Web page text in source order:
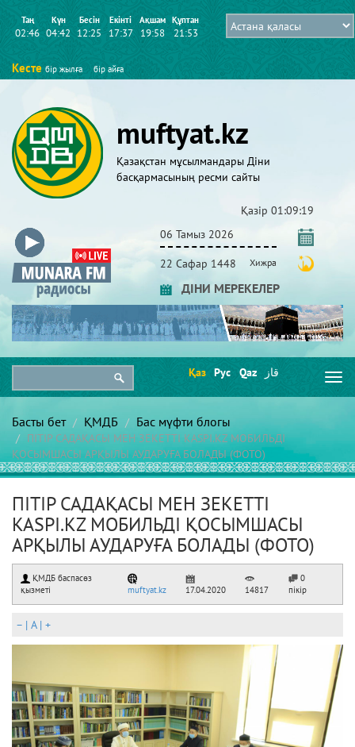
Таң
02:46
Күн
04:42
Бесін
12:25
Екінті
17:37
Ақшам
19:58
Құптан
21:53
Кесте бір жылға бір айға
muftyat.kz
Қазақстан мұсылмандары Діни
басқармасының ресми сайты
Қазір 01:09:20
06 Тамыз 2026
22 Сафар 1448 Хижра
ДІНИ МЕРЕКЕЛЕР
Қаз Рус Qaz قاز
Басты бет ҚМДБ Бас мүфти блогы
ПІТІР САДАҚАСЫ МЕН ЗЕКЕТТІ KASPI.KZ МОБИЛЬДІ
ҚОСЫМШАСЫ АРҚЫЛЫ АУДАРУҒА БОЛАДЫ (ФОТО)
ПІТІР САДАҚАСЫ МЕН ЗЕКЕТТІ
KASPI.KZ МОБИЛЬДІ ҚОСЫМШАСЫ
АРҚЫЛЫ АУДАРУҒА БОЛАДЫ (ФОТО)
ҚМДБ баспасөз
қызметі
muftyat.kz 17.04.2020 14817
0
пікір
– | A| +